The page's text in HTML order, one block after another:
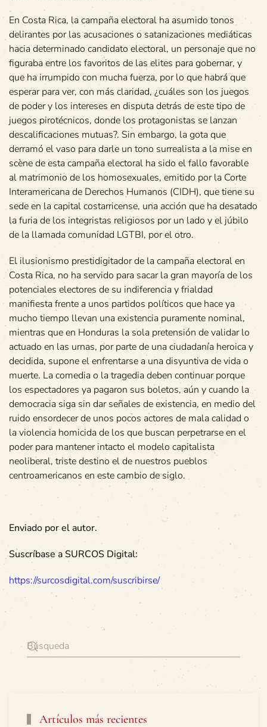
En Costa Rica, la campaña electoral ha asumido tonos
delirantes por las acusaciones o satanizaciones mediáticas
hacia determinado candidato electoral, un personaje que no
figuraba entre los favoritos de las elites para gobernar, y
que ha irrumpido con mucha fuerza, por lo que habrá que
esperar para ver, con más claridad, ¿cuáles son los juegos
de poder y los intereses en disputa detrás de este tipo de
juegos pirotécnicos, donde los protagonistas se lanzan
descalificaciones mutuas?. Sin embargo, la gota que
derramó el vaso para darle un tono surrealista a la mise en
scène de esta campaña electoral ha sido el fallo favorable
al matrimonio de los homosexuales, emitido por la Corte
Interamericana de Derechos Humanos (CIDH), que tiene su
sede en la capital costarricense, una acción que ha desatado
la furia de los integristas religiosos por un lado y el júbilo
de la llamada comunidad LGTBI, por el otro.
El ilusionismo prestidigitador de la campaña electoral en
Costa Rica, no ha servido para sacar la gran mayoría de los
potenciales electores de su indiferencia y frialdad
manifiesta frente a unos partidos políticos que hace ya
mucho tiempo llevan una existencia puramente nominal,
mientras que en Honduras la sola pretensión de validar lo
actuado en las urnas, por parte de una ciudadanía heroica y
decidida, supone el enfrentarse a una disyuntiva de vida o
muerte. La comedia o la tragedia deben continuar porque
los espectadores ya pagaron sus boletos, aún y cuando la
democracia siga sin dar señales de existencia, en medio del
ruido ensordecer de unos pocos actores de mala calidad o
la violencia homicida de los que buscan perpetrarse en el
poder para mantener intacto el modelo capitalista
neoliberal, triste destino el de nuestros pueblos
centroamericanos en este cambio de siglo.
Enviado por el autor.
Suscríbase a SURCOS Digital:
https://surcosdigital.com/suscribirse/
Artículos más recientes